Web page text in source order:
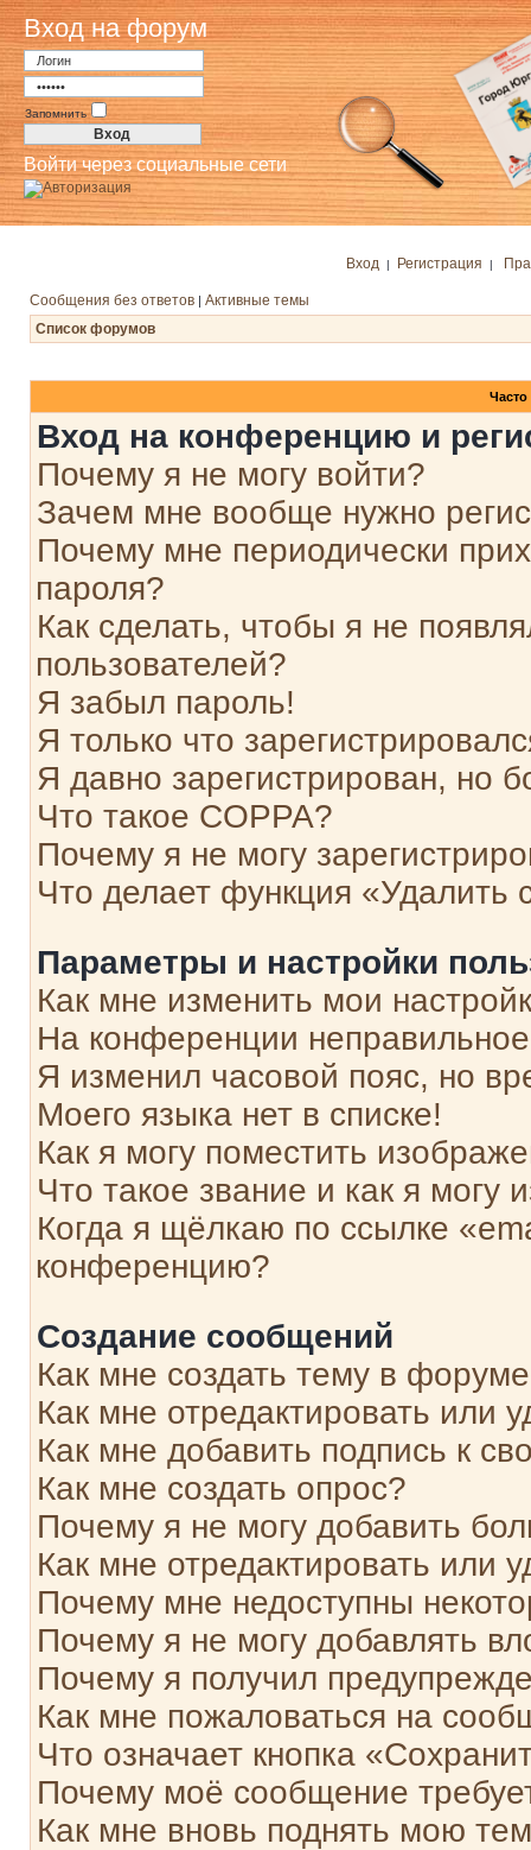
Вход на форум
Запомнить
Войти через социальные сети
Вход | Регистрация |
Сообщения без ответов | Активные темы
Список форумов
Вход на конференцию и
Почему я не могу войти?
Зачем мне вообще нужно
Почему мне периодически
пароля?
Как сделать, чтобы я не
пользователей?
Я забыл пароль!
Я только что
Я давно зарегистрирован, но
Что такое COPPA?
Почему я не могу
Что делает функция «Удалить
Параметры и настройки
Как мне изменить мои
На конференции
Я изменил часовой пояс, но
Моего языка нет в списке!
Как я могу поместить
Что такое звание и как я могу
Когда я щёлкаю по ссылке
конференцию?
Создание сообщений
Как мне создать тему в
Как мне отредактировать или
Как мне добавить подпись к
Как мне создать опрос?
Почему я не могу добавить
Как мне отредактировать или
Почему мне недоступны
Почему я не могу добавлять
Почему я получил
Как мне пожаловаться на
Что означает кнопка
Почему моё сообщение
Как мне вновь поднять мою